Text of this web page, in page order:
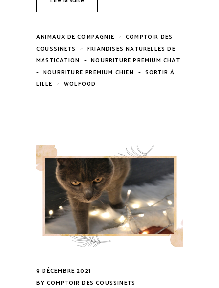
ANIMAUX DE COMPAGNIE - COMPTOIR DES
COUSSINETS - FRIANDISES NATURELLES DE
MASTICATION - NOURRITURE PREMIUM CHAT
- NOURRITURE PREMIUM CHIEN - SORTIR À
LILLE - WOLFOOD
9 DÉCEMBRE 2021
BY COMPTOIR DES COUSSINETS